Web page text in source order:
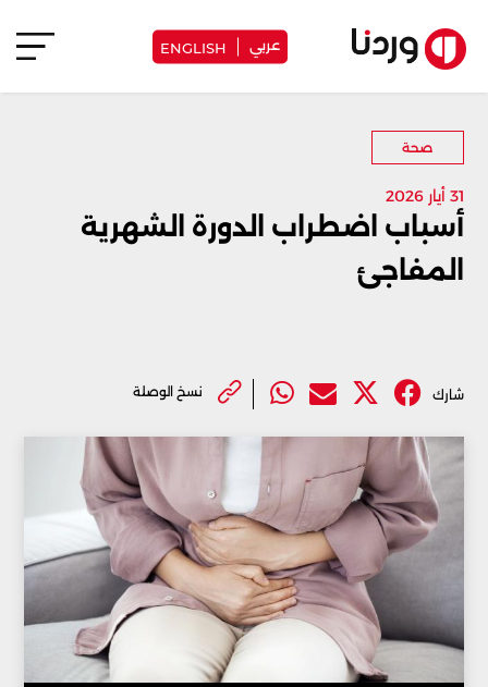
عربي ENGLISH
صحة
31 أيار 2026
أسباب اضطراب الدورة الشهرية
المفاجئ
شارك نسخ الوصلة